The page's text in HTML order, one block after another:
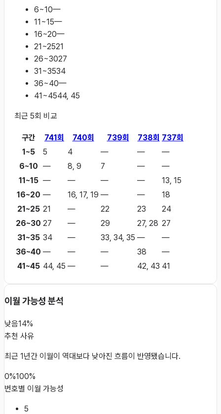
6~10—
11~15—
16~20—
21~2521
26~3027
31~3534
36~40—
41~4544, 45
최근 5회 비교
구간 741회 740회 739회 738회 737회
1~5
5 4 — —
—
6~10 — 8, 9 7 —
—
11~15 — — — —
13, 15
16~20 — 16, 17, 19 — —
18
21~25 21 — 22 23
24
26~30 27 — 29 27, 28 27
31~35 34 — 33, 34, 35 —
—
36~40 — — — 38
—
41~45 44, 45 — — 42, 43 41
이월 가능성 분석
낮음14%
추천 사유
최근 1년간 이월이 역대보다 낮아진 흐름이 반영됐습니다.
0%100%
번호별 이월 가능성
5